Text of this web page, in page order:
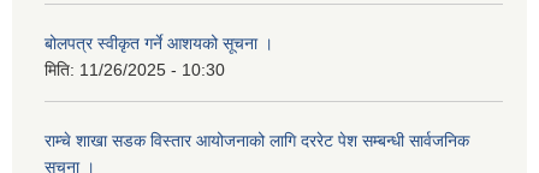
बोलपत्र स्वीकृत गर्ने आशयको सूचना ।
मिति: 11/26/2025 - 10:30
राम्चे शाखा सडक विस्तार आयोजनाको लागि दररेट पेश सम्बन्धी सार्वजनिक
सूचना ।